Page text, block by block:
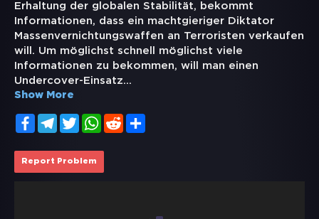
Erhaltung der globalen Stabilität, bekommt
Informationen, dass ein machtgieriger Diktator
Massenvernichtungswaffen an Terroristen verkaufen
will. Um möglichst schnell möglichst viele
Informationen zu bekommen, will man einen
Undercover-Einsatz...
Show More
FacebookTelegramTwitterWhatsApp
Reddit
Report Problem